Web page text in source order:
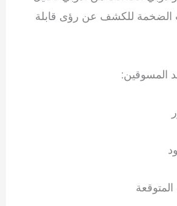
الضخمة للكشف عن رؤى قابلة
المسوقين: